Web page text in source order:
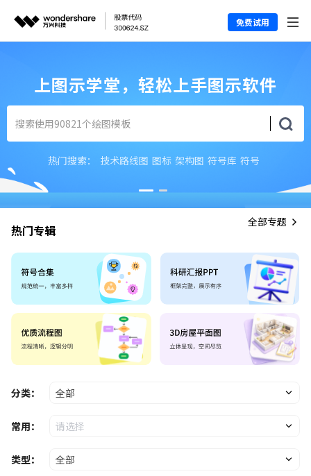
免费试用
上图示学堂，轻松上手图示软件
热门搜索： 技术路线图 图标 架构图 符号库 符号
热门专辑
全部专题
分类： 全部
常用： 请选择
类型： 全部